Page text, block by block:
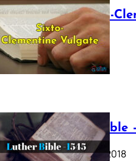
The Sixto-
Vulgate
July 12, 2025
Luther Bible
October 17, 2018